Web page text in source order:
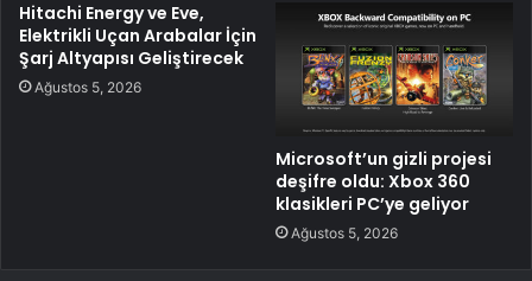
Hitachi Energy ve Eve,
Elektrikli Uçan Arabalar İçin
Şarj Altyapısı Geliştirecek
Ağustos 5, 2026
Microsoft’un gizli projesi
deşifre oldu: Xbox 360
klasikleri PC’ye geliyor
Ağustos 5, 2026